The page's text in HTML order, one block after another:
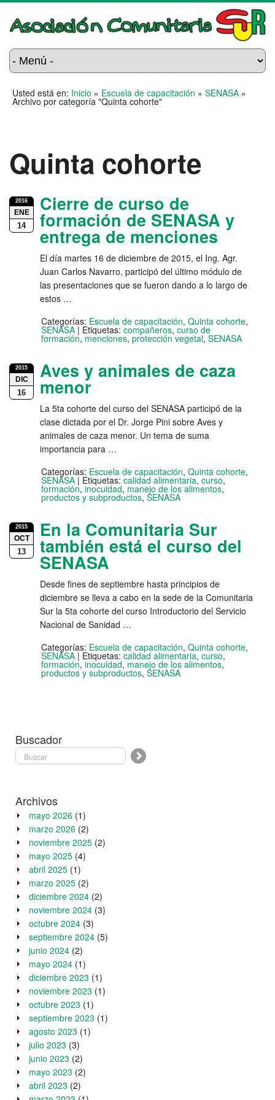
Usted está en: Inicio » Escuela de capacitación » SENASA »
Archivo por categoría "Quinta cohorte"
Quinta cohorte
2016
ENE
14
Cierre de curso de
formación de SENASA y
entrega de menciones
El día martes 16 de diciembre de 2015, el Ing. Agr.
Juan Carlos Navarro, participó del último módulo de
las presentaciones que se fueron dando a lo largo de
estos …
Categorías: Escuela de capacitación, Quinta cohorte,
SENASA | Etiquetas: compañeros, curso de
formación, menciones, protección vegetal, SENASA
2015
DIC
16
Aves y animales de caza
menor
La 5ta cohorte del curso del SENASA participó de la
clase dictada por el Dr. Jorge Pini sobre Aves y
animales de caza menor. Un tema de suma
importancia para …
Categorías: Escuela de capacitación, Quinta cohorte,
SENASA | Etiquetas: calidad alimentaria, curso,
formación, inocuidad, manejo de los alimentos,
productos y subproductos, SENASA
2015
OCT
13
En la Comunitaria Sur
también está el curso del
SENASA
Desde fines de septiembre hasta principios de
diciembre se lleva a cabo en la sede de la Comunitaria
Sur la 5ta cohorte del curso Introductorio del Servicio
Nacional de Sanidad …
Categorías: Escuela de capacitación, Quinta cohorte,
SENASA | Etiquetas: calidad alimentaria, curso,
formación, inocuidad, manejo de los alimentos,
productos y subproductos, SENASA
Buscador
Archivos
mayo 2026 (1)
marzo 2026 (2)
noviembre 2025 (2)
mayo 2025 (4)
abril 2025 (1)
marzo 2025 (2)
diciembre 2024 (2)
noviembre 2024 (3)
octubre 2024 (3)
septiembre 2024 (5)
junio 2024 (2)
mayo 2024 (1)
diciembre 2023 (1)
noviembre 2023 (1)
octubre 2023 (1)
septiembre 2023 (1)
agosto 2023 (1)
julio 2023 (3)
junio 2023 (2)
mayo 2023 (2)
abril 2023 (2)